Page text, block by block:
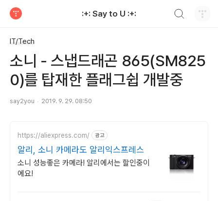
:+: Say to U :+:
IT/Tech
소니 - 스냅드래곤 865(SM825
0)를 탑재한 플래그쉽 개발중
say2you 2019. 9. 29. 08:50
https://aliexpress.com/ 광고
알리, 소니 카메라도 알리익스프레스
소니 성능좋은 카메라! 알리에서는 할인중이
에요!